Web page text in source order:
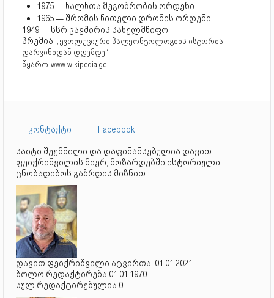
1975 — ხალხთა მეგობრობის ორდენი
1965 — შრომის წითელი დროშის ორდენი
1949 — სსრ კავშირის სახელმწიფო
პრემია; „ევოლუციური პალეონტოლოგიის ისტორია
დარვინიდან დღემდე“
წყარო-www.wikipedia.ge
კონტაქტი
Facebook
საიტი შექმნილი და დაფინანსებულია დავით
ფეიქრიშვილის მიერ, მოზარდებში ისტორიული
ცნობადიბოს გაზრდის მიზნით.
დავით ფეიქრიშვილი ატვირთა: 01.01.2021
ბოლო რედაქტირება 01.01.1970
სულ რედაქტირებულია 0